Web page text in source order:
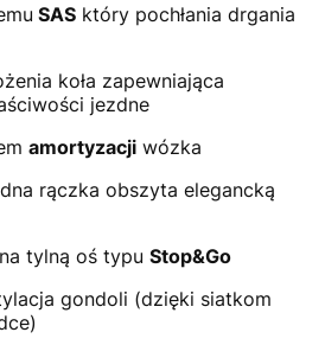
SAS który pochłania drgania
koła zapewniająca
jezdne
amortyzacji wózka
rączka obszyta elegancką
tylną oś typu Stop&Go
gondoli (dzięki siatkom